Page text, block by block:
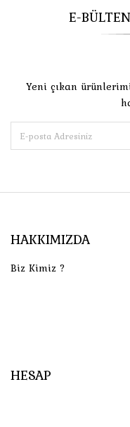
E-
Yeni çıkan
HAKKIMIZDA
Biz Kimiz ?
HESAP